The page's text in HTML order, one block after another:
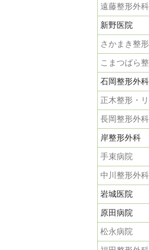
遠藤整形外科
新野医院
さかまき整
こまつばら
石岡整形外科
正木整形・
長岡整形外科
岸整形外科
手束病院
中川整形外科
岩城医院
原田病院
松永病院